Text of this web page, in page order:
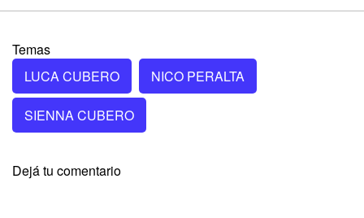
Temas
LUCA CUBERO
NICO PERALTA
SIENNA CUBERO
Dejá tu comentario